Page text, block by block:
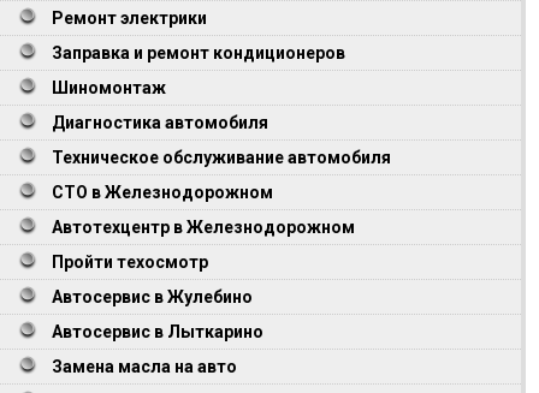
Ремонт электрики
Заправка и ремонт кондиционеров
Шиномонтаж
Диагностика автомобиля
Техническое обслуживание автомобиля
СТО в Железнодорожном
Автотехцентр в Железнодорожном
Пройти техосмотр
Автосервис в Жулебино
Автосервис в Лыткарино
Замена масла на авто